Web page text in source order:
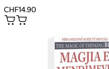
CHF14.90